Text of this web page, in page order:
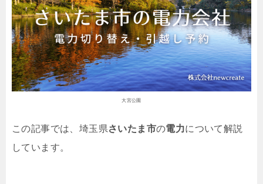
大宮公園
この記事では、埼玉県さいたま市の電力について解説
しています。